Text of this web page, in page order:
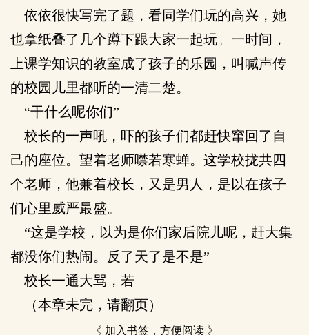
依依很快写完了题，看同学们玩的高兴，她
也拿纸叠了几个蹲下跟大家一起玩。一时间，
上课学知识的教室成了孩子的乐园，叫喊声传
的校园儿里都听的一清二楚。
“干什么呢你们”
校长的一声吼，吓的孩子们都赶快窜回了自
己的座位。望着老师噤若寒蝉。这学校拢共四
个老师，他兼着校长，又是男人，是以在孩子
们心里威严最盛。
“这是学校，以为是你们家后院儿呢，赶大集
都没你们热闹。反了天了是不是”
校长一通大骂，若
（本章未完，请翻页）
《 加入书签，方便阅读 》